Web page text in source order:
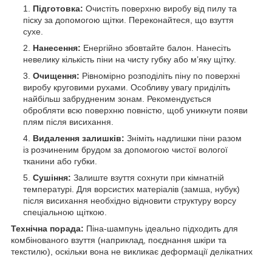
Підготовка: Очистіть поверхню виробу від пилу та
піску за допомогою щітки. Переконайтеся, що взуття
сухе.
Нанесення: Енергійно збовтайте балон. Нанесіть
невелику кількість піни на чисту губку або м’яку щітку.
Очищення: Рівномірно розподіліть піну по поверхні
виробу круговими рухами. Особливу увагу приділіть
найбільш забрудненим зонам. Рекомендується
обробляти всю поверхню повністю, щоб уникнути появи
плям після висихання.
Видалення залишків: Зніміть надлишки піни разом
із розчиненим брудом за допомогою чистої вологої
тканини або губки.
Сушіння: Залиште взуття сохнути при кімнатній
температурі. Для ворсистих матеріалів (замша, нубук)
після висихання необхідно відновити структуру ворсу
спеціальною щіткою.
Технічна порада: Піна-шампунь ідеально підходить для
комбінованого взуття (наприклад, поєднання шкіри та
текстилю), оскільки вона не викликає деформації делікатних